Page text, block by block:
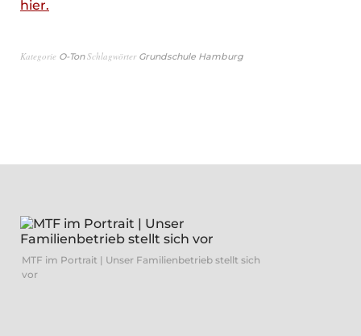
hier.
Kategorie O-Ton Schlagwörter Grundschule Hamburg
MTF im Portrait | Unser Familienbetrieb stellt sich
vor